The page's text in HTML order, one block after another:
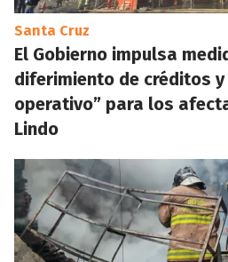
Santa Cruz
El Gobierno impulsa
diferimiento de créditos
operativo” para los
Lindo